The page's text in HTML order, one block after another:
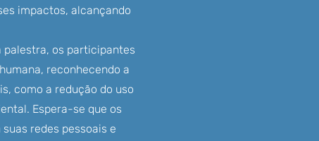
impactos, alcançando
palestra, os participantes
reconhecendo a
como a redução do uso
Espera-se que os
redes pessoais e